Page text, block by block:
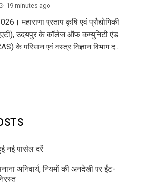
19 minutes ago
महाराणा प्रताप कृषि एवं प्रौद्योगिकी
उदयपुर के कॉलेज ऑफ कम्युनिटी एंड
के परिधान एवं वस्त्र विज्ञान विभाग द...
नई पार्सल दरें
अनिवार्य, नियमों की अनदेखी पर ईंट-